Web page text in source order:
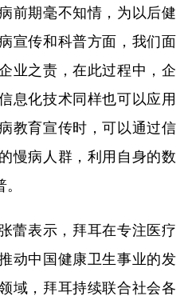
前期毫不知情，为以后健
宣传和科普方面，我们面
业之责，在此过程中，企
息化技术同样也可以应用
教育宣传时，可以通过信
慢病人群，利用自身的数
表示，拜耳在专注医疗
动中国健康卫生事业的发
域，拜耳持续联合社会各